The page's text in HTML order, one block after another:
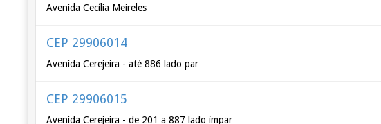
Avenida Cecília Meireles
CEP 29906014
Avenida Cerejeira - até 886 lado par
CEP 29906015
Avenida Cerejeira - de 201 a 887 lado ímpar